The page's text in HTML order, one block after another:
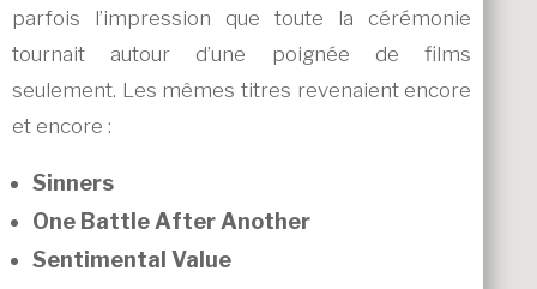
parfois l’impression que toute la cérémonie
tournait autour d’une poignée de films
seulement. Les mêmes titres revenaient encore
et encore :
Sinners
One Battle After Another
Sentimental Value